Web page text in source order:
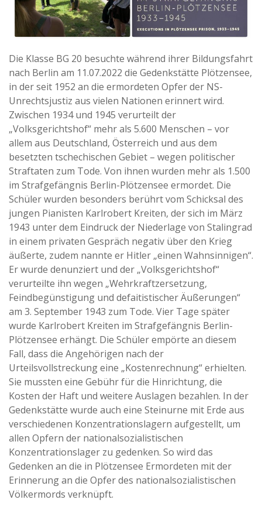
Die Klasse BG 20 besuchte während ihrer Bildungsfahrt
nach Berlin am 11.07.2022 die Gedenkstätte Plötzensee,
in der seit 1952 an die ermordeten Opfer der NS-
Unrechtsjustiz aus vielen Nationen erinnert wird.
Zwischen 1934 und 1945 verurteilt der
„Volksgerichtshof“ mehr als 5.600 Menschen – vor
allem aus Deutschland, Österreich und aus dem
besetzten tschechischen Gebiet – wegen politischer
Straftaten zum Tode. Von ihnen wurden mehr als 1.500
im Strafgefängnis Berlin-Plötzensee ermordet. Die
Schüler wurden besonders berührt vom Schicksal des
jungen Pianisten Karlrobert Kreiten, der sich im März
1943 unter dem Eindruck der Niederlage von Stalingrad
in einem privaten Gespräch negativ über den Krieg
äußerte, zudem nannte er Hitler „einen Wahnsinnigen“.
Er wurde denunziert und der „Volksgerichtshof“
verurteilte ihn wegen „Wehrkraftzersetzung,
Feindbegünstigung und defaitistischer Äußerungen“
am 3. September 1943 zum Tode. Vier Tage später
wurde Karlrobert Kreiten im Strafgefängnis Berlin-
Plötzensee erhängt. Die Schüler empörte an diesem
Fall, dass die Angehörigen nach der
Urteilsvollstreckung eine „Kostenrechnung“ erhielten.
Sie mussten eine Gebühr für die Hinrichtung, die
Kosten der Haft und weitere Auslagen bezahlen. In der
Gedenkstätte wurde auch eine Steinurne mit Erde aus
verschiedenen Konzentrationslagern aufgestellt, um
allen Opfern der nationalsozialistischen
Konzentrationslager zu gedenken. So wird das
Gedenken an die in Plötzensee Ermordeten mit der
Erinnerung an die Opfer des nationalsozialistischen
Völkermords verknüpft.